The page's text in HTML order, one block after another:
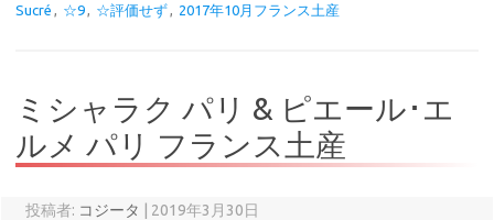
Sucré
☆9 ☆評価せず 2017年10月フランス土産
ミシャラク パリ & ピエール･エ
ルメ パリ フランス土産
投稿者: コジータ 2019年3月30日